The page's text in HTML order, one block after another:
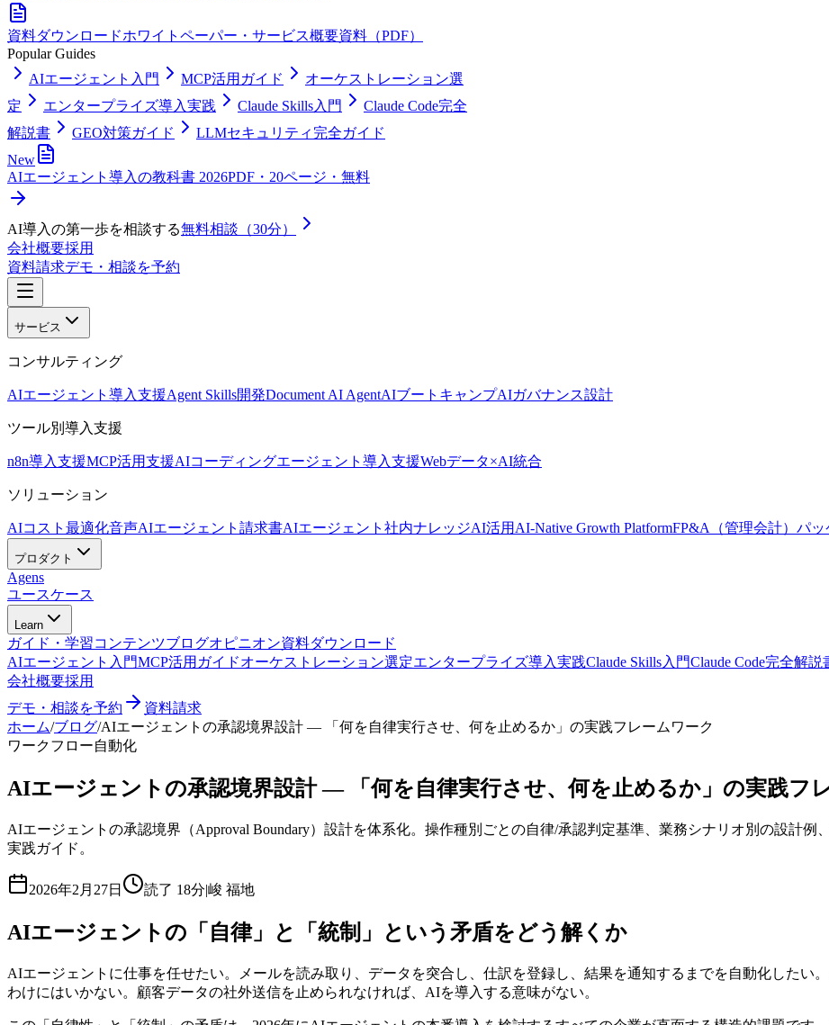
資料ダウンロードホワイトペーパー・サービス概要資料（PDF）
Popular Guides
AIエージェント入門
MCP活用ガイド
オーケストレーション選
定
エンタープライズ導入実践 Claude Skills入門
Claude Code完全
解説書
GEO対策ガイド
LLMセキュリティ完全ガイド
New
AIエージェント導入の教科書 2026PDF・20ページ・無料
AI導入の第一歩を相談する無料相談（30分）
会社概要採用
資料請求デモ・相談を予約
サービス
コンサルティング
AIエージェント導入支援Agent Skills開発Document AI AgentAIブートキャンプAIガバナンス設計
ツール別導入支援
n8n導入支援MCP活用支援AIコーディングエージェント導入支援Webデータ×AI統合
ソリューション
AIコスト最適化音声AIエージェント 請求書AIエージェント 社内ナレッジAI活用 AI-Native Growth PlatformFP&A（管理会計）パッ
プロダクト
Agens
ユースケース
Learn
ガイド・学習コンテンツブログオピニオン資料ダウンロード
AIエージェント入門MCP活用ガイドオーケストレーション選定エンタープライズ導入実践Claude Skills入門Claude Code完全解説
会社概要採用
デモ・相談を予約
資料請求
ホーム/ブログ/AIエージェントの承認境界設計 — 「何を自律実行させ、何を止めるか」の実践フレームワーク
ワークフロー自動化
AIエージェントの承認境界設計 — 「何を自律実行させ、何を止めるか」の実践フ
AIエージェントの承認境界（Approval Boundary）設計を体系化。操作種別ごとの自律/承認判定基準、業務シナリオ別の設計
実践ガイド。
2026年2月27日 読了 18分|峻 福地
AIエージェントの「自律」と「統制」という矛盾をどう解くか
AIエージェントに仕事を任せたい。メールを読み取り、データを突合し、仕訳を登録し、結果を通知するまでを自動化したい
わけにはいかない。顧客データの社外送信を止められなければ、AIを導入する意味がない。